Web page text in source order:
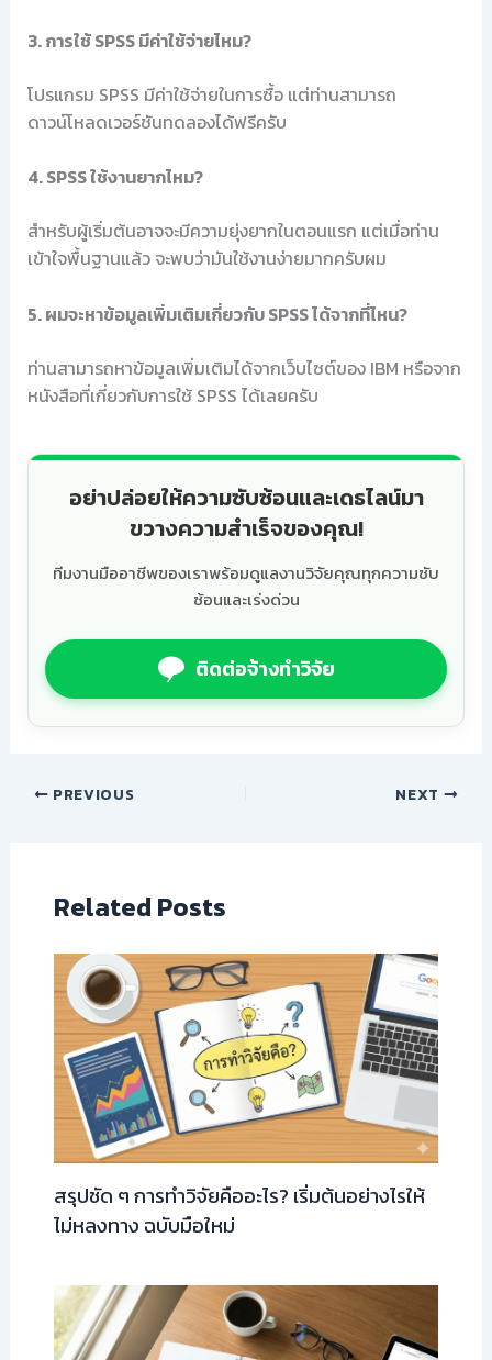
3. การใช้ SPSS มีค่าใช้จ่ายไหม?
โปรแกรม SPSS มีค่าใช้จ่ายในการซื้อ แต่ท่านสามารถ
ดาวน์โหลดเวอร์ชันทดลองได้ฟรีครับ
4. SPSS ใช้งานยากไหม?
สำหรับผู้เริ่มต้นอาจจะมีความยุ่งยากในตอนแรก แต่เมื่อท่าน
เข้าใจพื้นฐานแล้ว จะพบว่ามันใช้งานง่ายมากครับผม
5. ผมจะหาข้อมูลเพิ่มเติมเกี่ยวกับ SPSS ได้จากที่ไหน?
ท่านสามารถหาข้อมูลเพิ่มเติมได้จากเว็บไซต์ของ IBM หรือจาก
หนังสือที่เกี่ยวกับการใช้ SPSS ได้เลยครับ
อย่าปล่อยให้ความซับซ้อนและเดธไลน์มา
ขวางความสำเร็จของคุณ!
ทีมงานมืออาชีพของเราพร้อมดูแลงานวิจัยคุณทุกความซับ
ซ้อนและเร่งด่วน
ติดต่อจ้างทำวิจัย
PREVIOUS NEXT
Related Posts
สรุปชัด ๆ การทำวิจัยคืออะไร? เริ่มต้นอย่างไรให้
ไม่หลงทาง ฉบับมือใหม่